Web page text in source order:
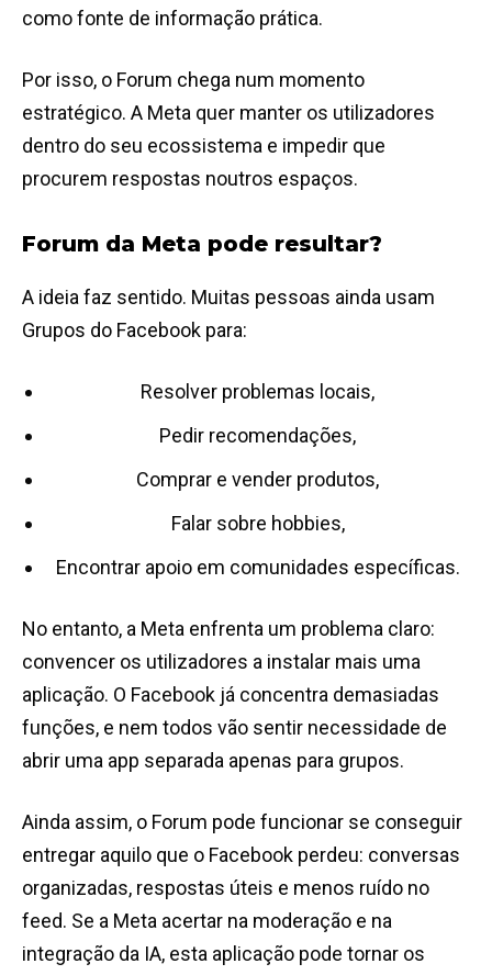
como fonte de informação prática.
Por isso, o Forum chega num momento
estratégico. A Meta quer manter os utilizadores
dentro do seu ecossistema e impedir que
procurem respostas noutros espaços.
Forum da Meta pode resultar?
A ideia faz sentido. Muitas pessoas ainda usam
Grupos do Facebook para:
Resolver problemas locais,
Pedir recomendações,
Comprar e vender produtos,
Falar sobre hobbies,
Encontrar apoio em comunidades específicas.
No entanto, a Meta enfrenta um problema claro:
convencer os utilizadores a instalar mais uma
aplicação. O Facebook já concentra demasiadas
funções, e nem todos vão sentir necessidade de
abrir uma app separada apenas para grupos.
Ainda assim, o Forum pode funcionar se conseguir
entregar aquilo que o Facebook perdeu: conversas
organizadas, respostas úteis e menos ruído no
feed. Se a Meta acertar na moderação e na
integração da IA, esta aplicação pode tornar os